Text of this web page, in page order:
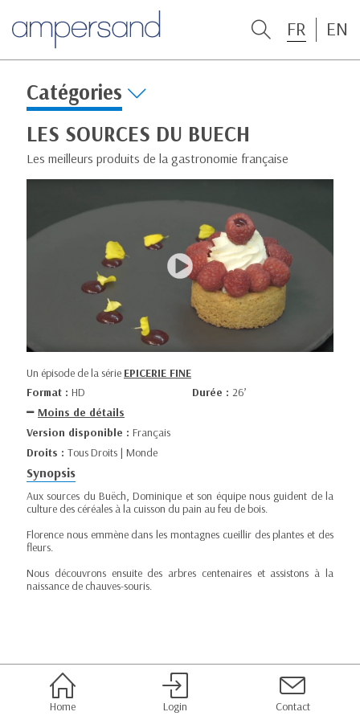
FR EN
Catégories
LES SOURCES DU BUECH
Les meilleurs produits de la gastronomie française
Un épisode de la série EPICERIE FINE
Format : HD Durée : 26’
Moins de détails
Version disponible : Français
Droits : Tous Droits | Monde
Synopsis
Aux sources du Buëch, Dominique et son équipe nous guident de la
culture des céréales à la cuisson du pain au feu de bois.
Florence nous emmène dans les montagnes cueillir des plantes et des
fleurs.
Nous découvrons ensuite des arbres centenaires et assistons à la
naissance de chauves-souris.
Home Login Contact